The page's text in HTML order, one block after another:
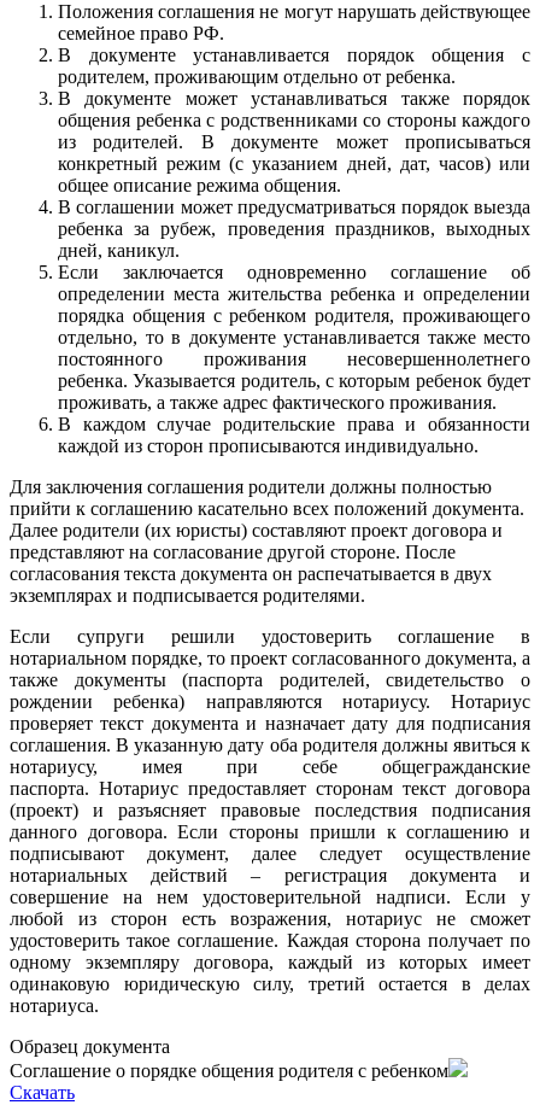
Положения соглашения не могут нарушать действующее
семейное право РФ.
В документе устанавливается порядок общения с
родителем, проживающим отдельно от ребенка.
В документе может устанавливаться также порядок
общения ребенка с родственниками со стороны каждого
из родителей. В документе может прописываться
конкретный режим (с указанием дней, дат, часов) или
общее описание режима общения.
В соглашении может предусматриваться порядок выезда
ребенка за рубеж, проведения праздников, выходных
дней, каникул.
Если заключается одновременно соглашение об
определении места жительства ребенка и определении
порядка общения с ребенком родителя, проживающего
отдельно, то в документе устанавливается также место
постоянного проживания несовершеннолетнего
ребенка. Указывается родитель, с которым ребенок будет
проживать, а также адрес фактического проживания.
В каждом случае родительские права и обязанности
каждой из сторон прописываются индивидуально.
Для заключения соглашения родители должны полностью
прийти к соглашению касательно всех положений документа.
Далее родители (их юристы) составляют проект договора и
представляют на согласование другой стороне. После
согласования текста документа он распечатывается в двух
экземплярах и подписывается родителями.
Если супруги решили удостоверить соглашение в
нотариальном порядке, то проект согласованного документа, а
также документы (паспорта родителей, свидетельство о
рождении ребенка) направляются нотариусу. Нотариус
проверяет текст документа и назначает дату для подписания
соглашения. В указанную дату оба родителя должны явиться к
нотариусу, имея при себе общегражданские
паспорта. Нотариус предоставляет сторонам текст договора
(проект) и разъясняет правовые последствия подписания
данного договора. Если стороны пришли к соглашению и
подписывают документ, далее следует осуществление
нотариальных действий – регистрация документа и
совершение на нем удостоверительной надписи. Если у
любой из сторон есть возражения, нотариус не сможет
удостоверить такое соглашение. Каждая сторона получает по
одному экземпляру договора, каждый из которых имеет
одинаковую юридическую силу, третий остается в делах
нотариуса.
Образец документа
Соглашение о порядке общения родителя с ребенком
Cкачать